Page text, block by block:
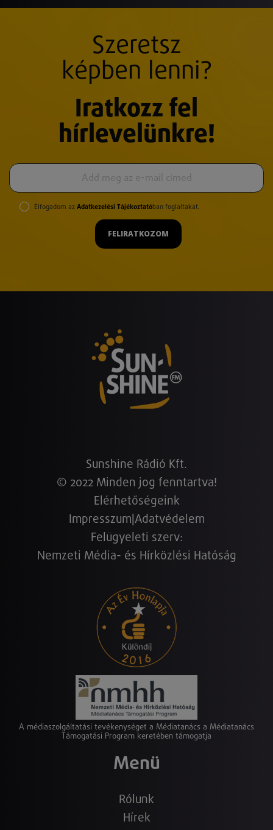
Szeretsz
képben lenni?
Iratkozz fel
hírlevelünkre!
Elfogadom az Adatkezelési Tájékoztatóban foglaltakat.
FELIRATKOZOM
Sunshine Rádió Kft.
© 2022 Minden jog fenntartva!
Elérhetőségeink
Impresszum Adatvédelem
Felügyeleti szerv:
Nemzeti Média- és Hírközlési Hatóság
A médiaszolgáltatási tevékenységet a Médiatanács a Médiatanács
Támogatási Program keretében támogatja
Menü
Rólunk
Hírek